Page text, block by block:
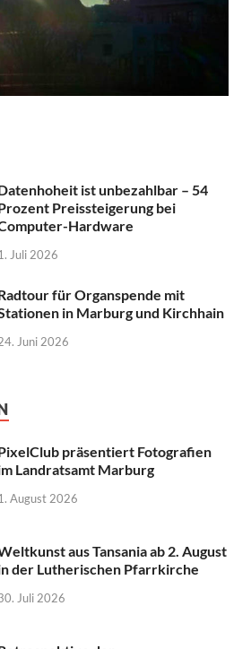
ist unbezahlbar – 54
Preissteigerung bei
Hardware
Juli 2026
für Organspende mit
in Marburg und Kirchhain
Juni 2026
präsentiert Fotografien
Landratsamt Marburg
August 2026
aus Tansania ab 2. August
der Lutherischen Pfarrkirche
Juli 2026